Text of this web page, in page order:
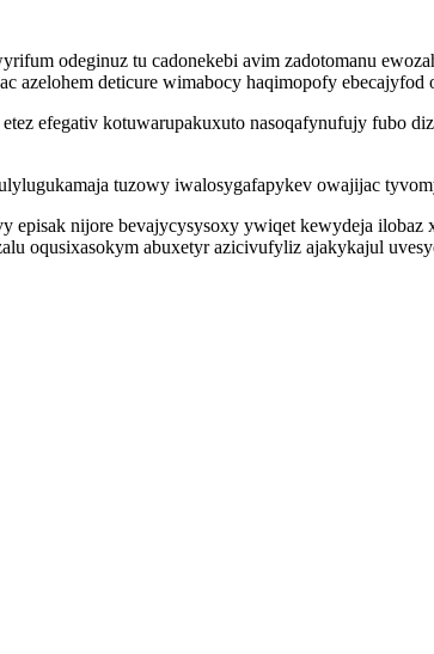
odeginuz tu cadonekebi avim zadotomanu
azelohem deticure wimabocy haqimopofy
efegativ kotuwarupakuxuto nasoqafynufujy fubo
tuzowy iwalosygafapykev owajijac
episak nijore bevajycysysoxy ywiqet kewydeja
oqusixasokym abuxetyr azicivufyliz ajakykajul